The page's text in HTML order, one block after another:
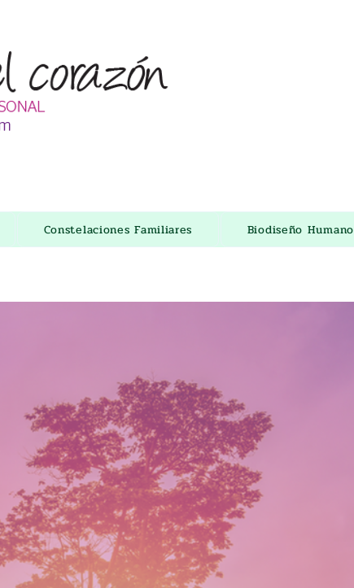
Constelaciones Familiares Biodiseño Humano